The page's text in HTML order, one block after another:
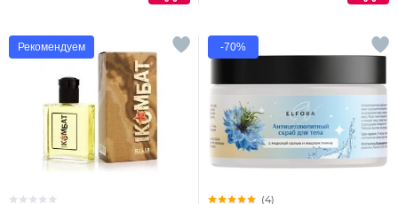
Рекомендуем -70%
(4)